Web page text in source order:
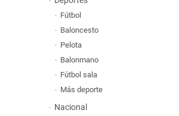
Fútbol
Baloncesto
Pelota
Balonmano
Fútbol sala
Más deporte
Nacional